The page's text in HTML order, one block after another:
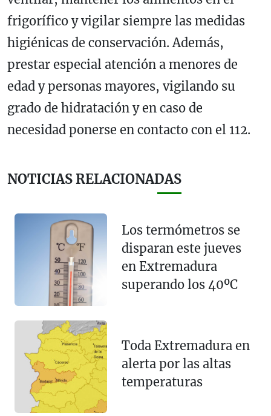
frigorífico y vigilar siempre las medidas
higiénicas de conservación. Además,
prestar especial atención a menores de
edad y personas mayores, vigilando su
grado de hidratación y en caso de
necesidad ponerse en contacto con el 112.
NOTICIAS RELACIONADAS
Los termómetros se
disparan este jueves
en Extremadura
superando los 40ºC
Toda Extremadura en
alerta por las altas
temperaturas